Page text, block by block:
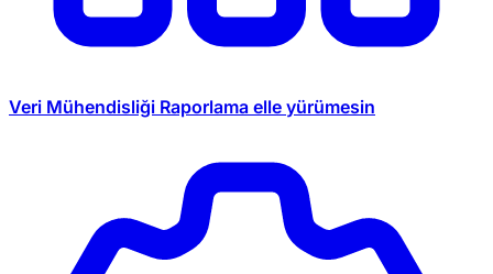
Veri Mühendisliği Raporlama elle yürümesin